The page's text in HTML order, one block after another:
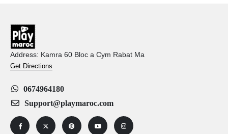
Address: Kamra 60 Bloc a Cym Rabat Ma
Get Directions
0674964180
Support@playmaroc.com